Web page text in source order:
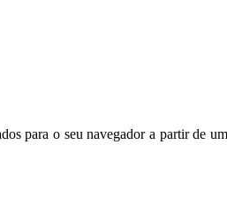
para o seu navegador a partir de